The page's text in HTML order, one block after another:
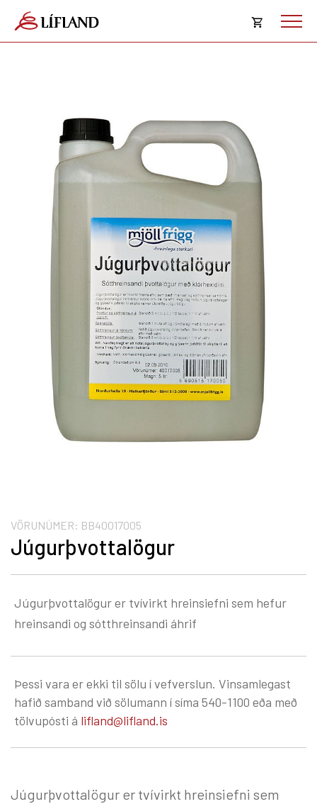
Opna
Karfan er tóm.
VÖRUNÚMER: BB40017005
Júgurþvottalögur
Júgurþvottalögur er tvívirkt hreinsiefni sem hefur
hreinsandi og sótthreinsandi áhrif
Þessi vara er ekki til sölu í vefverslun. Vinsamlegast
hafið samband við sölumann í síma 540-1100 eða með
tölvupósti á lifland@lifland.is
Júgurþvottalögur er tvívirkt hreinsiefni sem